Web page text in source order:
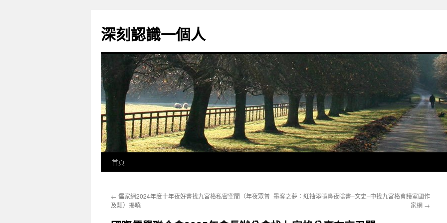
主
要
深刻認識一個人
首頁
← 儒家網2024年度十年夜好書找九宮格私密空間（年夜眾普
及類）揭曉
墨客之夢：紅袖添噴鼻夜唸書–文史–中找九宮格會議室國作
家網 →